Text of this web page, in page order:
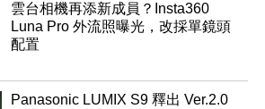
雲台相機再添新成員？Insta360
Luna Pro 外流照曝光，改採單鏡頭
配置
Panasonic LUMIX S9 釋出 Ver.2.0